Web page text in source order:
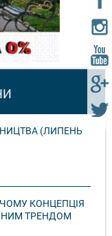
(ЛИПЕНЬ
КОНЦЕПЦІЯ
ТРЕНДОМ